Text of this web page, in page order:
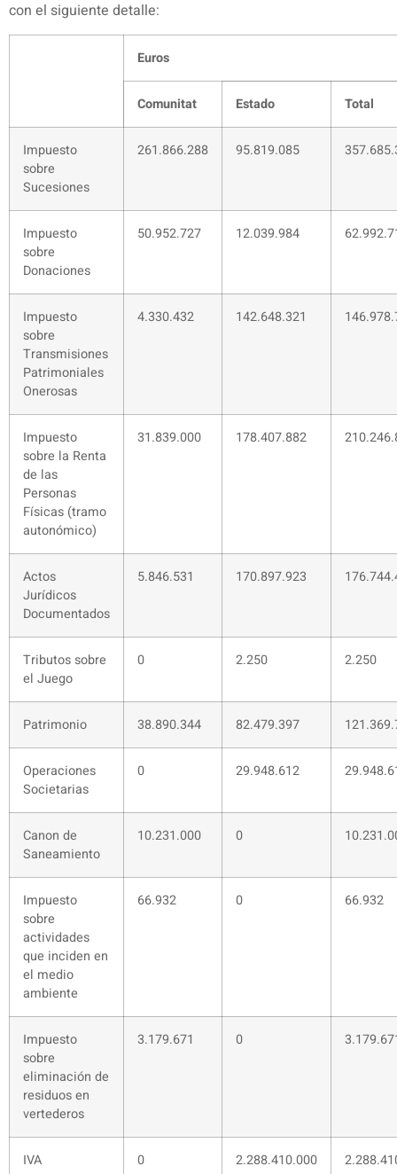
con el siguiente detalle:
Euros
Comunitat Estado Total
Impuesto
sobre
Sucesiones
261.866.288 95.819.085
Impuesto
sobre
Donaciones
50.952.727 12.039.984
Impuesto
sobre
Transmisiones
Patrimoniales
Onerosas
4.330.432 142.648.321
Impuesto
sobre la Renta
de las
Personas
Físicas (tramo
autonómico)
31.839.000 178.407.882
Actos
Jurídicos
Documentados
5.846.531 170.897.923
Tributos sobre
el Juego
0 2.250 2.250
Patrimonio 38.890.344 82.479.397
Operaciones
Societarias
0 29.948.612
Canon de
Saneamiento
10.231.000 0
Impuesto
sobre
actividades
que inciden en
el medio
ambiente
66.932 0 66.932
Impuesto
sobre
eliminación de
residuos en
vertederos
3.179.671 0
IVA 0 2.288.410.000